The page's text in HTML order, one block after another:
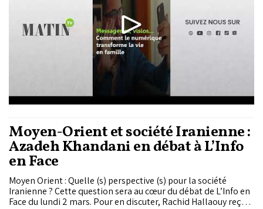
Moyen-Orient et société Iranienne :
Azadeh Khandani en débat à L’Info
en Face
Moyen Orient : Quelle (s) perspective (s) pour la société
Iranienne ? Cette question sera au cœur du débat de L’Info en
Face du lundi 2 mars. Pour en discuter, Rachid Hallaouy reçoit